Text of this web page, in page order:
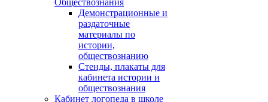
Обществознания
Демонстрационные и
раздаточные
материалы по
истории,
обществознанию
Стенды, плакаты для
кабинета истории и
обществознания
Кабинет логопеда в школе